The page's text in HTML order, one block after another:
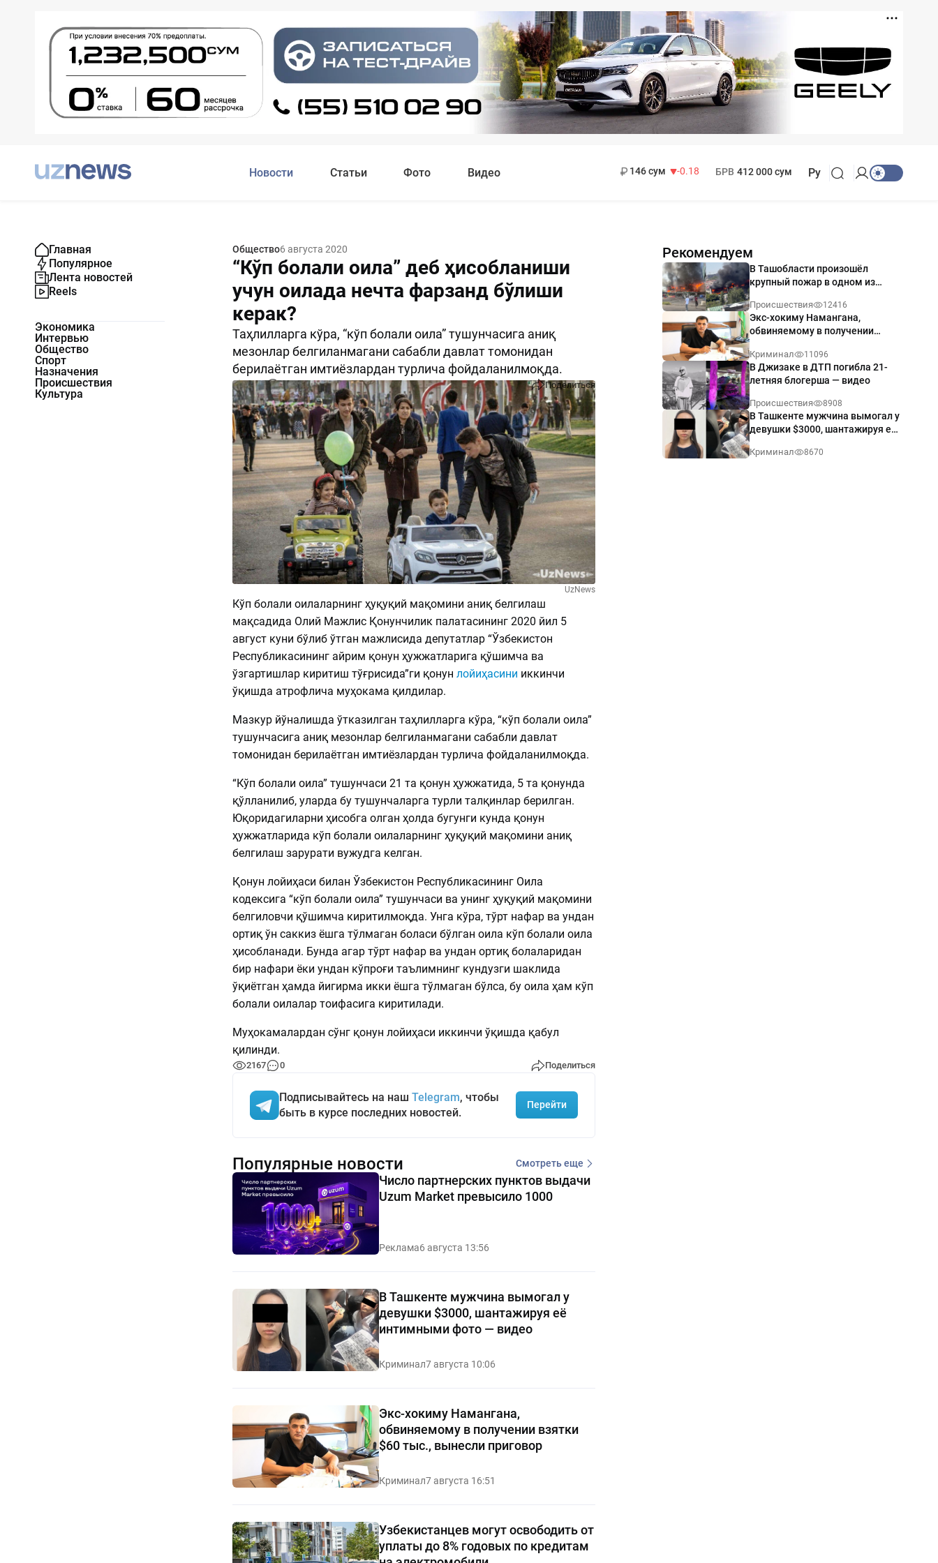
Новости Статьи Фото Видео
146 сум
-0.18
БРВ 412 000 сум Ру
Главная
Популярное
Лента новостей
Reels
Экономика
Интервью
Общество
Спорт
Назначения
Происшествия
Культура
Общество6 августа 2020
“Кўп болали оила” деб ҳисобланиши
учун оилада нечта фарзанд бўлиши
керак?
Таҳлилларга кўра, “кўп болали оила” тушунчасига аниқ
мезонлар белгиланмагани сабабли давлат томонидан
берилаётган имтиёзлардан турлича фойдаланилмоқда.
2167 0 Поделиться
UzNews
Кўп болали оилаларнинг ҳуқуқий мақомини аниқ белгилаш
мақсадида Олий Мажлис Қонунчилик палатасининг 2020 йил 5
август куни бўлиб ўтган мажлисида депутатлар “Ўзбекистон
Республикасининг айрим қонун ҳужжатларига қўшимча ва
ўзгартишлар киритиш тўғрисида”ги қонун лойиҳасини иккинчи
ўқишда атрофлича муҳокама қилдилар.
Мазкур йўналишда ўтказилган таҳлилларга кўра, “кўп болали оила”
тушунчасига аниқ мезонлар белгиланмагани сабабли давлат
томонидан берилаётган имтиёзлардан турлича фойдаланилмоқда.
“Кўп болали оила” тушунчаси 21 та қонун ҳужжатида, 5 та қонунда
қўлланилиб, уларда бу тушунчаларга турли талқинлар берилган.
Юқоридагиларни ҳисобга олган ҳолда бугунги кунда қонун
ҳужжатларида кўп болали оилаларнинг ҳуқуқий мақомини аниқ
белгилаш зарурати вужудга келган.
Қонун лойиҳаси билан Ўзбекистон Республикасининг Оила
кодексига “кўп болали оила” тушунчаси ва унинг ҳуқуқий мақомини
белгиловчи қўшимча киритилмоқда. Унга кўра, тўрт нафар ва ундан
ортиқ ўн саккиз ёшга тўлмаган боласи бўлган оила кўп болали оила
ҳисобланади. Бунда агар тўрт нафар ва ундан ортиқ болаларидан
бир нафари ёки ундан кўпроғи таълимнинг кундузги шаклида
ўқиётган ҳамда йигирма икки ёшга тўлмаган бўлса, бу оила ҳам кўп
болали оилалар тоифасига киритилади.
Муҳокамалардан сўнг қонун лойиҳаси иккинчи ўқишда қабул
қилинди.
2167 0 Поделиться
Подписывайтесь на наш Telegram, чтобы
быть в курсе последних новостей.
Перейти
Рекомендуем
В Ташобласти произошёл
крупный пожар в одном из
Происшествия 12416
Экс-хокиму Намангана,
обвиняемому в получении
приговор
Криминал 11096
В Джизаке в ДТП погибла 21-
летняя блогерша — видео
Происшествия 8908
В Ташкенте мужчина вымогал у
девушки $3000, шантажируя её
Криминал 8670
Популярные новости Смотреть еще
Число партнерских пунктов выдачи
Uzum Market превысило 1000
Реклама6 августа 13:56
В Ташкенте мужчина вымогал у
девушки $3000, шантажируя её
интимными фото — видео
Криминал7 августа 10:06
Экс-хокиму Намангана,
обвиняемому в получении взятки
$60 тыс., вынесли приговор
Криминал7 августа 16:51
Узбекистанцев могут освободить от
уплаты до 8% годовых по кредитам